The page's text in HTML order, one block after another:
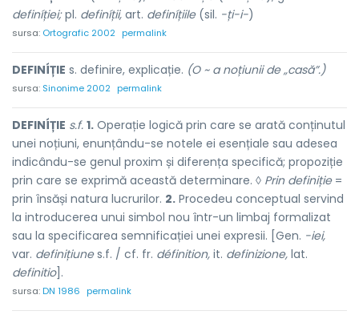
definíției;pl. definíții, art. definíțiile(sil. -ți-i-)
sursa: Ortografic 2002 permalink
DEFINÍȚIE s. definire, explicație. (O ~ a noțiunii de „casă”.)
sursa: Sinonime 2002 permalink
DEFINÍȚIE s.f. 1. Operație logică prin care se arată conținutul
unei noțiuni, enunțându-se notele ei esențiale sau adesea
indicându-se genul proxim și diferența specifică; propoziție
prin care se exprimă această determinare. ◊ Prin definiție=
prin însăși natura lucrurilor. 2. Procedeu conceptual servind
la introducerea unui simbol nou într-un limbaj formalizat
sau la specificarea semnificației unei expresii. [Gen. -iei,
var. definițiunes.f. / cf. fr. définition, it. definizione, lat.
definitio].
sursa:DN 1986 permalink